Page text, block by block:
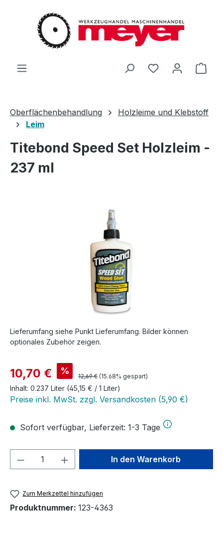
Zum Hauptinhalt springen
Du hast 0
Oberflächenbehandlung
Holzleime und Klebstoff
Leim
Titebond Speed Set Holzleim -
237 ml
Lieferumfang siehe Punkt Lieferumfang. Bilder können
optionales Zubehör zeigen.
Verkaufspreis:
10,70 € % Regulärer Preis:
12,69 € (15.68% gespart)
Inhalt: 0.237 Liter (45,15 € / 1 Liter)
Preise inkl. MwSt. zzgl. Versandkosten (5,90 €)
Sofort verfügbar, Lieferzeit: 1-3 Tage
Produkt Anzahl: Gib denIn den Warenkorb
Zum Merkzettel hinzufügen
Produktnummer: 123-4363